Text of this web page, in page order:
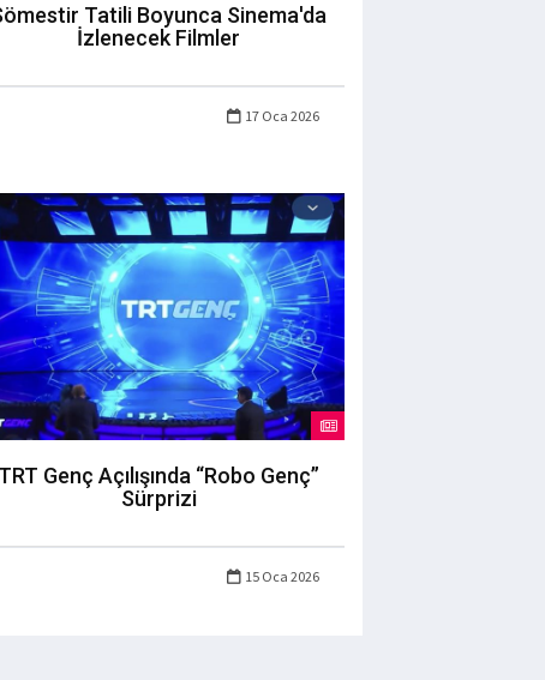
Tatili Boyunca Sinema'da
İzlenecek Filmler
17 Oca 2026
TRT Genç Açılışında “Robo Genç”
Sürprizi
15 Oca 2026